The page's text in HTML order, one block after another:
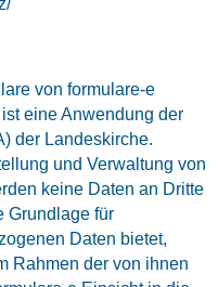
von formulare-e
eine Anwendung der
der Landeskirche.
und Verwaltung von
keine Daten an Dritte
Grundlage für
Daten bietet,
Rahmen der von ihnen